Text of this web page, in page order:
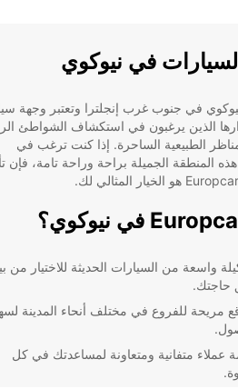
في نيوكوي
في جنوب غرب إنجلترا وتعتبر وجهة
الذين يرغبون في استكشاف الشواطئ
الطبيعية الساحرة. إذا كنت ترغب في
المنطقة الجميلة براحة وراحة تامة، فإن
واسعة من السيارات الحديثة للاختيار من
حاجتك.
مريحة للفروع في مختلف أنحاء المدينة
عملاء متفانية ومتعاونة لمساعدتك في كل